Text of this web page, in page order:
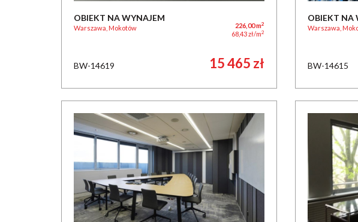
OBIEKT NA WYNAJEM
Warszawa, Mokotów 226,00 m2
68,43 zł/m2
BW-14619 15 465 zł
OBIEKT NA
Warszawa,
BW-14615